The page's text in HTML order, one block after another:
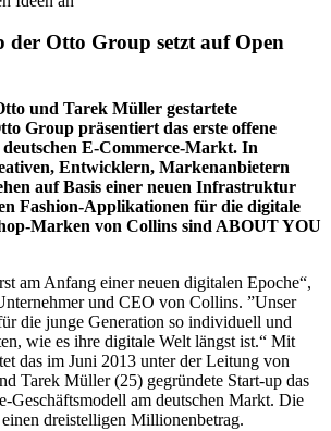
der Otto Group setzt auf Open
und Tarek Müller gestartete
Group präsentiert das erste offene
deutschen E-Commerce-Markt. In
Entwicklern, Markenanbietern
auf Basis einer neuen Infrastruktur
Fashion-Applikationen für die digitale
Marken von Collins sind ABOUT YOU
am Anfang einer neuen digitalen Epoche“,
und CEO von Collins. ”Unser
die junge Generation so individuell und
wie es ihre digitale Welt längst ist.“ Mit
das im Juni 2013 unter der Leitung von
Tarek Müller (25) gegründete Start-up das
Geschäftsmodell am deutschen Markt. Die
dreistelligen Millionenbetrag.